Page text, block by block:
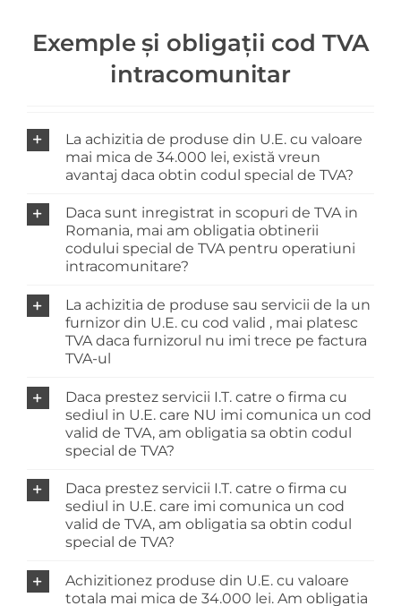
Exemple și obligații cod TVA
intracomunitar
La achizitia de produse din U.E. cu valoare
mai mica de 34.000 lei, există vreun
avantaj daca obtin codul special de TVA?
Daca sunt inregistrat in scopuri de TVA in
Romania, mai am obligatia obtinerii
codului special de TVA pentru operatiuni
intracomunitare?
La achizitia de produse sau servicii de la un
furnizor din U.E. cu cod valid , mai platesc
TVA daca furnizorul nu imi trece pe factura
TVA-ul
Daca prestez servicii I.T. catre o firma cu
sediul in U.E. care NU imi comunica un cod
valid de TVA, am obligatia sa obtin codul
special de TVA?
Daca prestez servicii I.T. catre o firma cu
sediul in U.E. care imi comunica un cod
valid de TVA, am obligatia sa obtin codul
special de TVA?
Achizitionez produse din U.E. cu valoare
totala mai mica de 34.000 lei. Am obligatia